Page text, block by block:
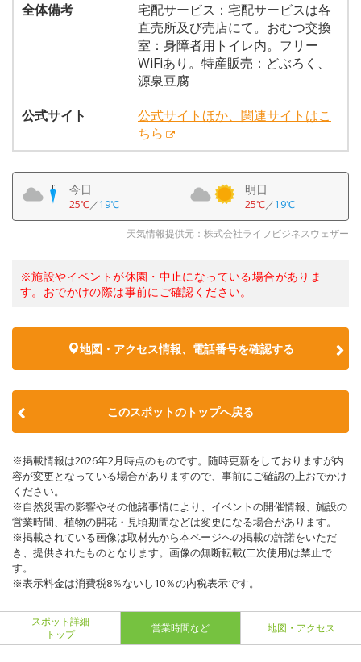
全体備考
宅配サービス：宅配サービスは各
直売所及び売店にて。おむつ交換
室：身障者用トイレ内。フリー
WiFiあり。特産販売：どぶろく、
源泉豆腐
公式サイト
公式サイトほか、関連サイトはこ
ちら
今日
25℃／19℃
明日
25℃／19℃
天気情報提供元：株式会社ライフビジネスウェザー
※施設やイベントが休園・中止になっている場合がありま
す。おでかけの際は事前にご確認ください。
地図・アクセス情報、電話番号を確認する
このスポットのトップへ戻る
※掲載情報は2026年2月時点のものです。随時更新をしておりますが内
容が変更となっている場合がありますので、事前にご確認の上おでかけ
ください。
※自然災害の影響やその他諸事情により、イベントの開催情報、施設の
営業時間、植物の開花・見頃期間などは変更になる場合があります。
※掲載されている画像は取材先から本ページへの掲載の許諾をいただ
き、提供されたものとなります。画像の無断転載(二次使用)は禁止で
す。
※表示料金は消費税8％ないし10％の内税表示です。
スポット詳細
トップ
営業時間など 地図・アクセス